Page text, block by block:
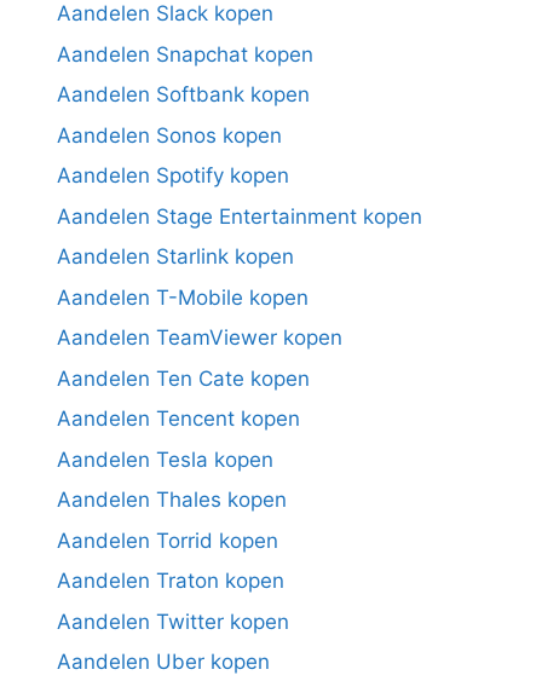
Aandelen Slack kopen
Aandelen Snapchat kopen
Aandelen Softbank kopen
Aandelen Sonos kopen
Aandelen Spotify kopen
Aandelen Stage Entertainment kopen
Aandelen Starlink kopen
Aandelen T-Mobile kopen
Aandelen TeamViewer kopen
Aandelen Ten Cate kopen
Aandelen Tencent kopen
Aandelen Tesla kopen
Aandelen Thales kopen
Aandelen Torrid kopen
Aandelen Traton kopen
Aandelen Twitter kopen
Aandelen Uber kopen